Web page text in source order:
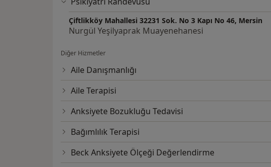
Çiftlikköy Mahallesi 32231 Sok. No 3 Kapı No 46, Mersin
Nurgül Yeşilyaprak Muayenehanesi
Diğer Hizmetler
Aile Danışmanlığı
Aile Terapisi
Anksiyete Bozukluğu Tedavisi
Bağımlılık Terapisi
Beck Anksiyete Ölçeği Değerlendirme